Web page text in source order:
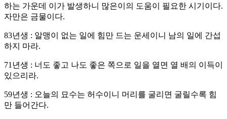
하는 가운데 이가 발생하니 많은이의 도움이 필요한 시기이다.
자만은 금물이다.
83년생 : 알맹이 없는 일에 힘만 드는 운세이니 남의 일에 간섭
하지 마라.
71년생 : 너도 좋고 나도 좋은 쪽으로 일을 열면 열 배의 이득이
있으리라.
59년생 : 오늘의 묘수는 허수이니 머리를 굴리면 굴릴수록 힘
만 들어간다.